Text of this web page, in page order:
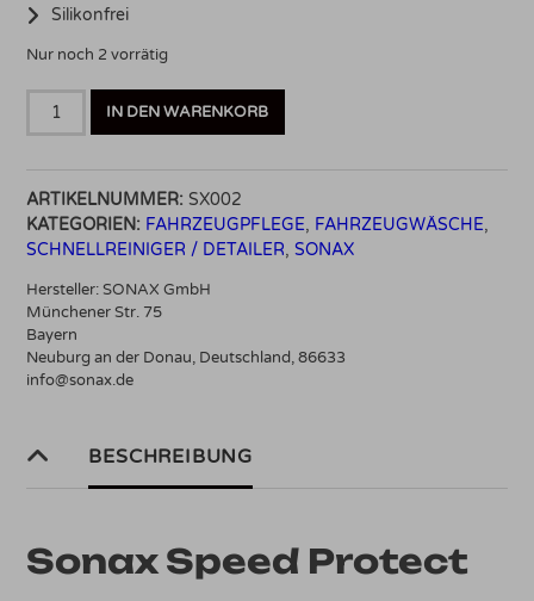
Silikonfrei
Nur noch 2 vorrätig
Sonax
Menge
IN DEN WARENKORB
ARTIKELNUMMER: SX002
KATEGORIEN: FAHRZEUGPFLEGE, FAHRZEUGWÄSCHE,
SCHNELLREINIGER / DETAILER,SONAX
Hersteller:SONAX GmbH
Münchener Str. 75
Bayern
Neuburg an der Donau, Deutschland, 86633
info@sonax.de
BESCHREIBUNG
Sonax Speed Protect